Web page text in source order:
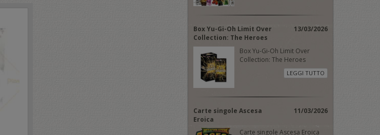
Box Yu-Gi-Oh Limit Over
Collection: The Heroes
13/03/2026
Box Yu-Gi-Oh Limit Over
Collection: The Heroes
LEGGI TUTTO
Carte singole Ascesa
Eroica
11/03/2026
Carte singole Ascesa Eroica